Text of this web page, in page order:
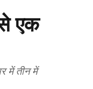
एक
में तीन में